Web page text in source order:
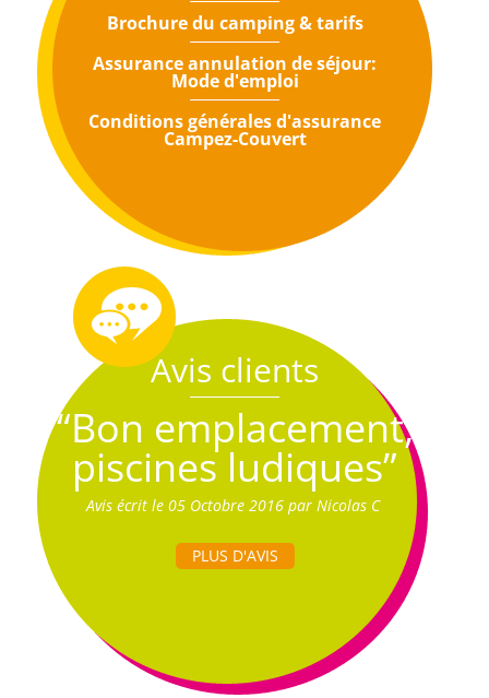
Brochure du camping & tarifs
Assurance annulation de séjour:
Mode d'emploi
Conditions générales d'assurance
Campez-Couvert
Avis clients
“Bon emplacement,
piscines ludiques”
Avis écrit le 05 Octobre 2016 par Nicolas C
PLUS D'AVIS